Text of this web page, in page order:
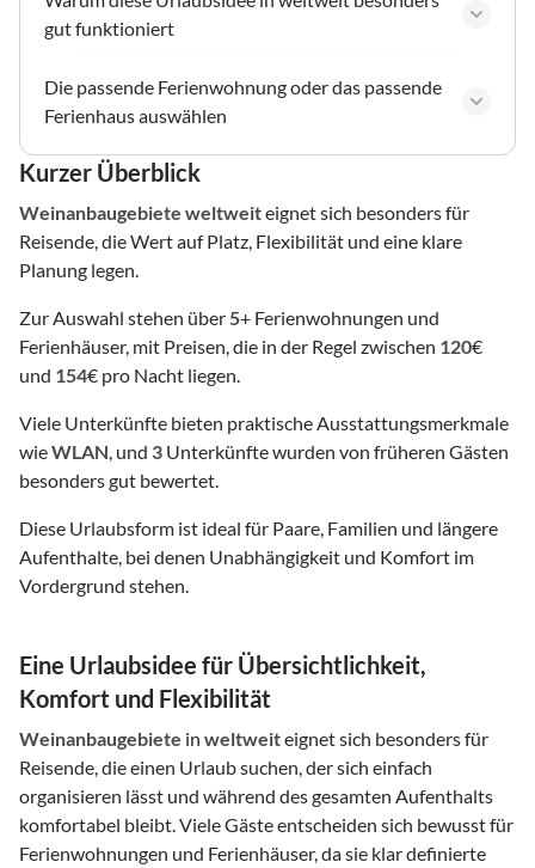
gut funktioniert
Die passende Ferienwohnung oder das passende
Ferienhaus auswählen
Kurzer Überblick
Weinanbaugebiete weltweiteignet sich besonders für
Reisende, die Wert auf Platz, Flexibilität und eine klare
Planung legen.
Zur Auswahl stehen über5+ Ferienwohnungen und
Ferienhäuser, mit Preisen, die in der Regel zwischen 120€
und 154€ pro Nacht liegen.
Viele Unterkünfte bieten praktische Ausstattungsmerkmale
wieWLAN, und 3 Unterkünfte wurden von früheren Gästen
besonders gut bewertet.
Diese Urlaubsform ist ideal für Paare, Familien und längere
Aufenthalte, bei denen Unabhängigkeit und Komfort im
Vordergrund stehen.
Eine Urlaubsidee für Übersichtlichkeit,
Komfort und Flexibilität
Weinanbaugebiete in weltweiteignet sich besonders für
Reisende, die einen Urlaub suchen, der sich einfach
organisieren lässt und während des gesamten Aufenthalts
komfortabel bleibt. Viele Gäste entscheiden sich bewusst für
Ferienwohnungen und Ferienhäuser, da sie klar definierte